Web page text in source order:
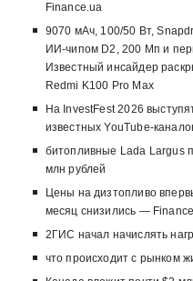
Finance.ua
9070 мАч, 100/50 Вт,
ИИ-чипом D2, 200 Мп и
Известный инсайдер
Redmi K100 Pro Max
На InvestFest 2026
известных YouTube-
битопливные Lada Largus
млн рублей
Цены на дизтопливо
месяц снизились —
2ГИС начал начислять
что происходит с рынком